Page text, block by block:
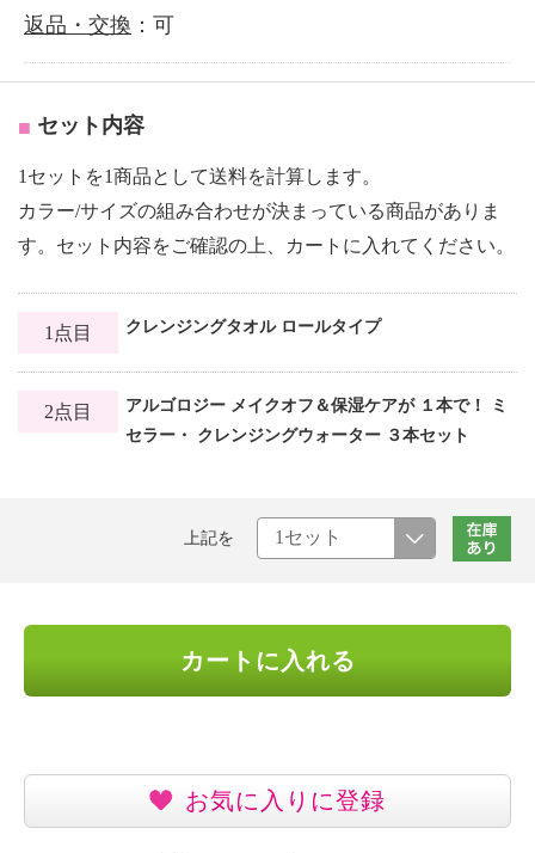
返品・交換 ：可
セット内容
1セットを1商品として送料を計算します。
カラー/サイズの組み合わせが決まっている商品がありま
す。セット内容をご確認の上、カートに入れてください。
1点目 クレンジングタオル ロールタイプ
2点目
アルゴロジー メイクオフ＆保湿ケアが １本で！ ミ
セラー・ クレンジングウォーター ３本セット
上記を
カートに入れる
お気に入りに登録